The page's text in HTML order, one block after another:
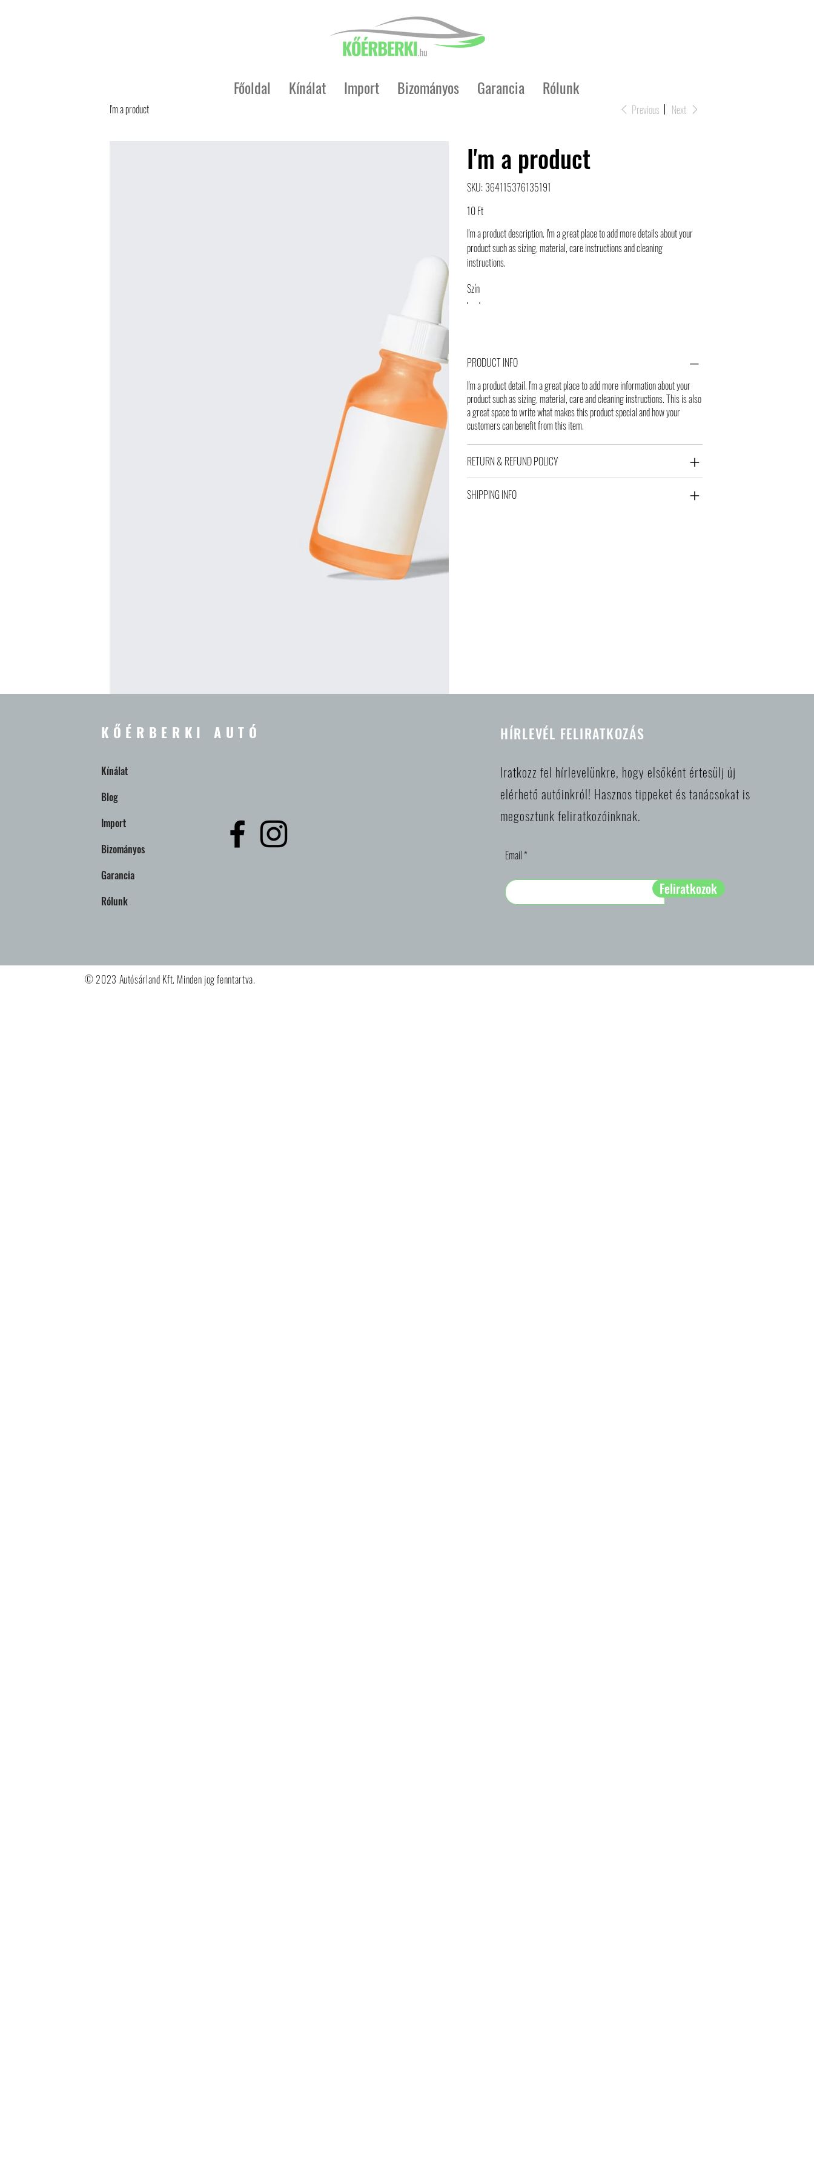
Főoldal Kínálat Import Bizományos Garancia Rólunk
I'm a product Previous Next
I'm a product
SKU: SKU
364115376135191
364115376135191
Price
10 Ft
I'm a product description. I'm a great place to add more details about your
product such as sizing, material, care instructions and cleaning
instructions.
Szín
PRODUCT INFO
I'm a product detail. I'm a great place to add more information about your
product such as sizing, material, care and cleaning instructions. This is also
a great space to write what makes this product special and how your
customers can benefit from this item.
RETURN & REFUND POLICY
SHIPPING INFO
KŐÉRBERKI AUTÓ
Kínálat
Blog
Import
Bizományos
Garancia
Rólunk
HÍRLEVÉL FELIRATKOZÁS
Iratkozz fel hírlevelünkre, hogy elsőként értesülj új
elérhető autóinkról! Hasznos tippeket és tanácsokat is
megosztunk feliratkozóinknak.
Email
Feliratkozok
© 2023 Autósárland Kft. Minden jog fenntartva.